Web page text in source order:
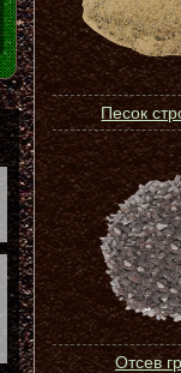
Песок
Отсев